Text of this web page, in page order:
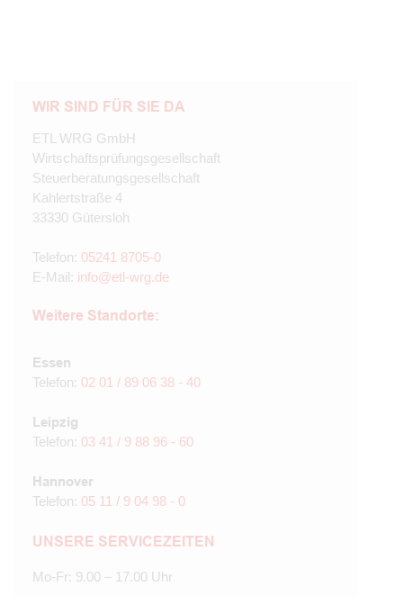
WIR SIND FÜR SIE DA
ETL WRG GmbH
Wirtschaftsprüfungsgesellschaft
Steuerberatungsgesellschaft
Kahlertstraße 4
33330 Gütersloh
Telefon: 05241 8705-0
E-Mail: info@etl-wrg.de
Weitere Standorte:
Essen
Telefon: 02 01 / 89 06 38 - 40
Leipzig
Telefon: 03 41 / 9 88 96 - 60
Hannover
Telefon: 05 11 / 9 04 98 - 0
UNSERE SERVICEZEITEN
Mo-Fr: 9.00 – 17.00 Uhr